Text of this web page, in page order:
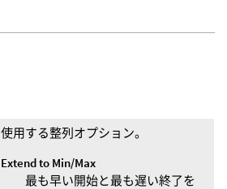
使用する整列オプション。
Extend to Min/Max
最も早い開始と最も遅い終了を